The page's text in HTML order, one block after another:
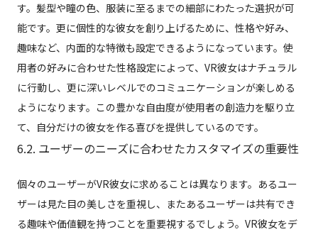
す。髪型や瞳の色、服装に至るまでの細部にわたった選択が可
能です。更に個性的な彼女を創り上げるために、性格や好み、
趣味など、内面的な特徴も設定できるようになっています。使
用者の好みに合わせた性格設定によって、VR彼女はナチュラル
に行動し、更に深いレベルでのコミュニケーションが楽しめる
ようになります。この豊かな自由度が使用者の創造力を駆り立
て、自分だけの彼女を作る喜びを提供しているのです。
6.2. ユーザーのニーズに合わせたカスタマイズの重要性
個々のユーザーがVR彼女に求めることは異なります。あるユー
ザーは見た目の美しさを重視し、またあるユーザーは共有でき
る趣味や価値観を持つことを重要視するでしょう。VR彼女をデ